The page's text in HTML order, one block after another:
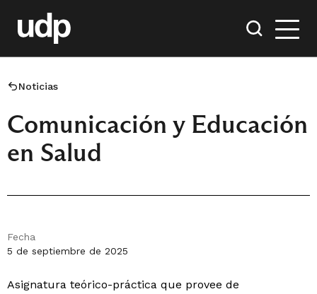
Noticias
Comunicación y Educación
en Salud
Fecha
5 de septiembre de 2025
Asignatura teórico-práctica que provee de